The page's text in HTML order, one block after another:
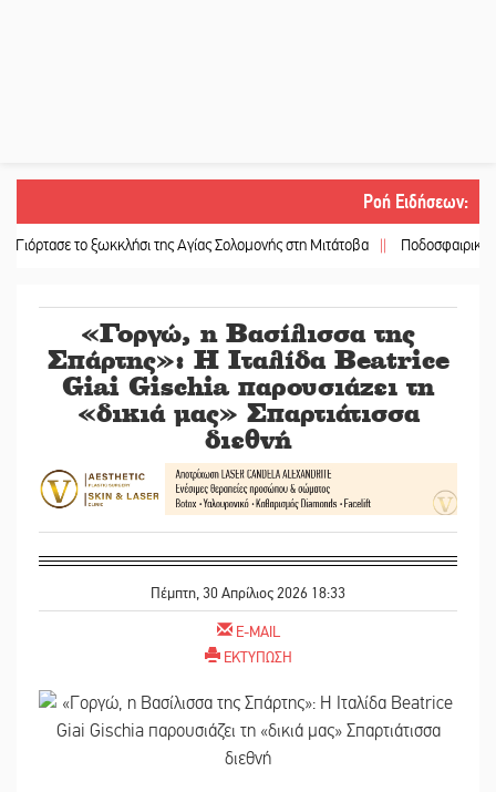
Ροή Ειδήσεων:
το ξωκκλήσι της Αγίας Σολομονής στη Μιτάτοβα || Ποδοσφαιρικό
«Γοργώ, η Βασίλισσα της
Σπάρτης»: Η Ιταλίδα Beatrice
Giai Gischia παρουσιάζει τη
«δικιά μας» Σπαρτιάτισσα
διεθνή
Πέμπτη, 30 Απρίλιος 2026 18:33
E-MAIL
ΕΚΤΥΠΩΣΗ